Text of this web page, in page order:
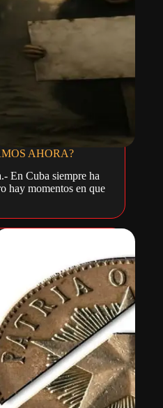
AHORA?
En Cuba siempre ha
hay momentos en que